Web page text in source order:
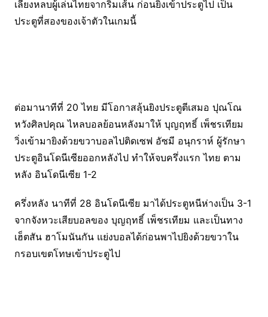
เลี้ยงหลบผู้เล่นไทยจากริมเส้น ก่อนยิงเข้าประตูไป เป็น
ประตูที่สองของเจ้าตัวในเกมนี้
ต่อมานาทีที่ 20 ไทย มีโอกาสลุ้นยิงประตูตีเสมอ ปุณโณ
หวังศิลปคุณ ไหลบอลย้อนหลังมาให้ บุญฤทธิ์ เพ็ชรเทียม
วิ่งเข้ามายิงด้วยขวาบอลไปติดเซฟ อัซมี อนุกราห์ ผู้รักษา
ประตูอินโดนีเซียออกหลังไป ทำให้จบครึ่งแรก ไทย ตาม
หลัง อินโดนีเซีย 1-2
ครึ่งหลัง นาทีที่ 28 อินโดนีเซีย มาได้ประตูหนีห่างเป็น 3-1
จากจังหวะเสียบอลของ บุญฤทธิ์ เพ็ชรเทียม และเป็นทาง
เฮ็ตสัน ฮาโมนันกัน แย่งบอลได้ก่อนพาไปยิงด้วยขวาใน
กรอบเขตโทษเข้าประตูไป